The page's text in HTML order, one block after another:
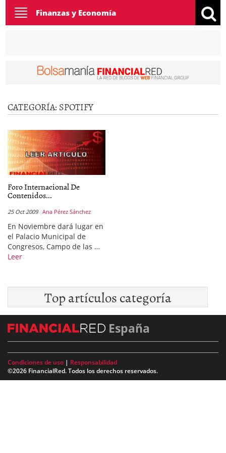
Toggle
navigation
Finanzas y Economía
CATEGORÍA: SPOTIFY
Foro Internacional De
Contenidos...
25 Oct 2009 Ana Pérez Sánchez
En Noviembre dará lugar en
el Palacio Municipal de
Congresos, Campo de las …
Leer
Top artículos categoría
España
Condiciones de uso | Responsabilidad
©2026 FinancialRed. Todos los derechos reservados.